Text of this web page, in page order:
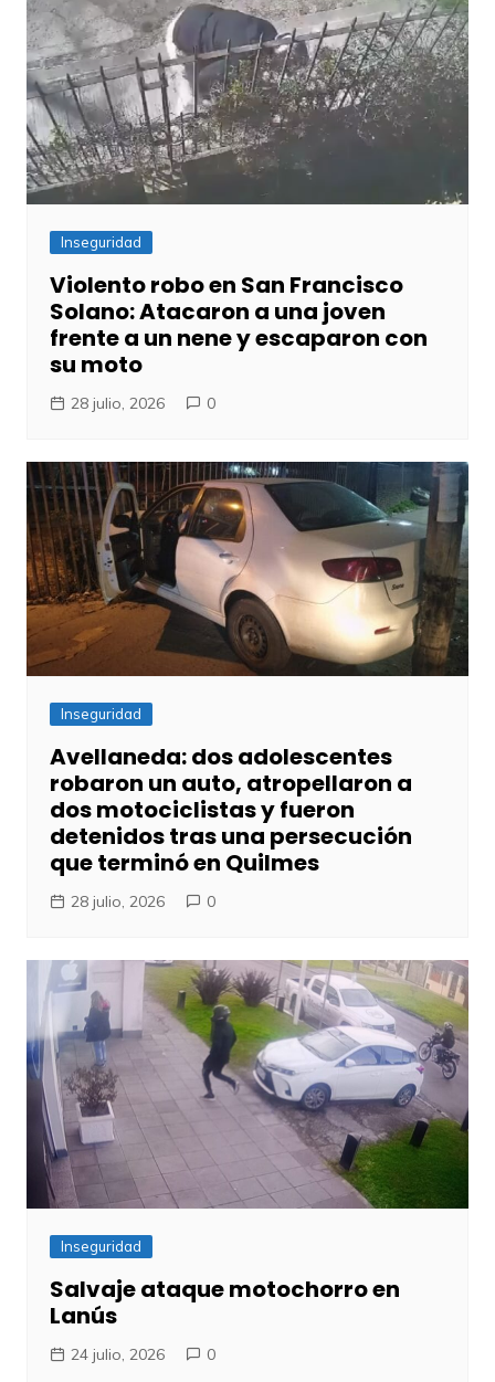
Inseguridad
Violento robo en San Francisco
Solano: Atacaron a una joven
frente a un nene y escaparon con
su moto
28 julio, 2026 0
Inseguridad
Avellaneda: dos adolescentes
robaron un auto, atropellaron a
dos motociclistas y fueron
detenidos tras una persecución
que terminó en Quilmes
28 julio, 2026 0
Inseguridad
Salvaje ataque motochorro en
Lanús
24 julio, 2026 0